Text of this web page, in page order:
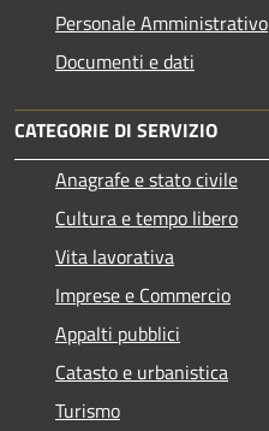
Personale Amministrativo
Documenti e dati
CATEGORIE DI SERVIZIO
Anagrafe e stato civile
Cultura e tempo libero
Vita lavorativa
Imprese e Commercio
Appalti pubblici
Catasto e urbanistica
Turismo